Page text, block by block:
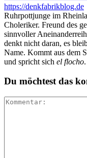
https://denkfabrikblog.de
Ruhrpottjunge im
Choleriker. Freund des
sinnvoller
denkt nicht daran, es
Name. Kommt aus dem
und spricht sich el flocho.
Du möchtest das